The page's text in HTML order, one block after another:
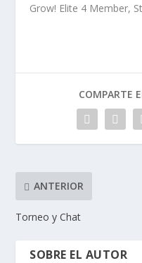
Grow! Elite 4 Member,
COMPARTE
ANTERIOR
Torneo y Chat
SOBRE EL AUTOR